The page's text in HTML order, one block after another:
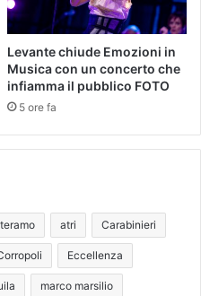
Levante chiude Emozioni in
Musica con un concerto che
infiamma il pubblico FOTO
5 ore fa
atri Carabinieri
Eccellenza
marco marsilio